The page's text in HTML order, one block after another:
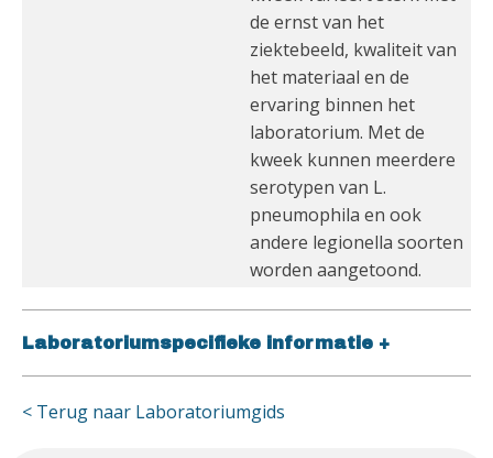
de ernst van het
ziektebeeld, kwaliteit van
het materiaal en de
ervaring binnen het
laboratorium. Met de
kweek kunnen meerdere
serotypen van L.
pneumophila en ook
andere legionella soorten
worden aangetoond.
Laboratoriumspecifieke informatie +
< Terug naar Laboratoriumgids